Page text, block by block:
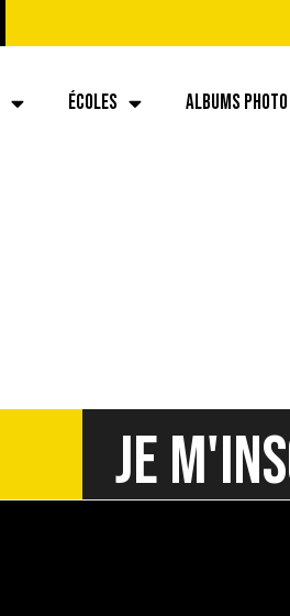
ÉCOLES ALBUMS PHOTO
JE